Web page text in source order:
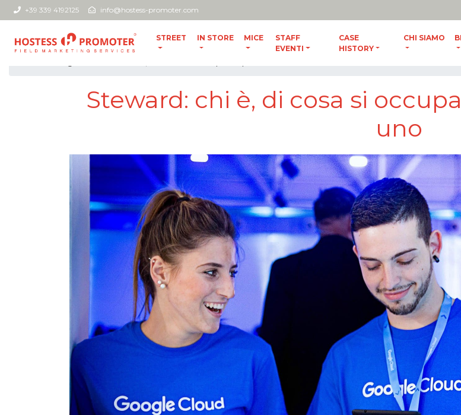
+39 339 4192125 info@hostess-promoter.com
STREET IN STORE MICE
STAFF
EVENTI
CASE
HISTORY
CHI SIAMO
Steward: chi è, di cosa si
uno